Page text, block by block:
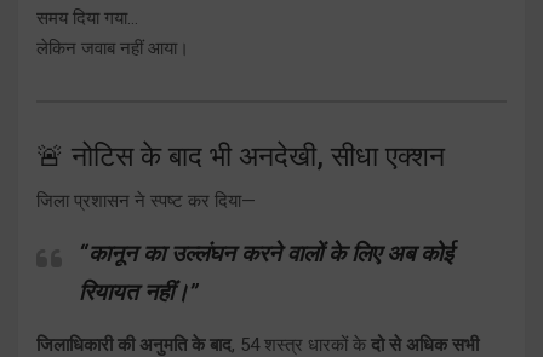
समय दिया गया…
लेकिन जवाब नहीं आया।
🚨 नोटिस के बाद भी अनदेखी, सीधा एक्शन
जिला प्रशासन ने स्पष्ट कर दिया—
“कानून का उल्लंघन करने वालों के लिए अब कोई
रियायत नहीं।”
जिलाधिकारी की अनुमति के बाद, 54 शस्त्र धारकों के दो से अधिक सभी